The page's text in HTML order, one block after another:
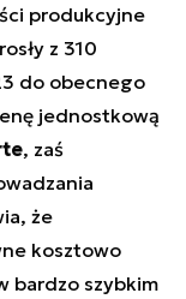
produkcyjne
z 310
do obecnego
jednostkową
, zaś
że
kosztowo
bardzo szybkim